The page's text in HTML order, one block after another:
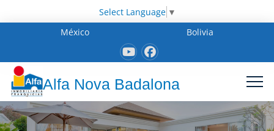
Select Language ▼
México
Bolivia
Alfa Nova Badalona